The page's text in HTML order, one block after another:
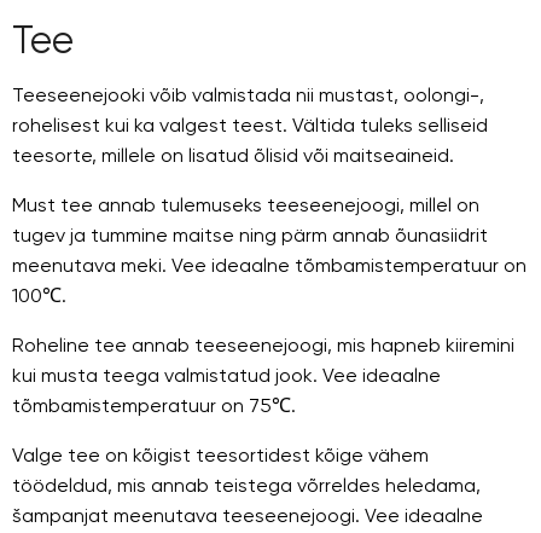
Tee
Teeseenejooki võib valmistada nii mustast, oolongi-,
rohelisest kui ka valgest teest. Vältida tuleks selliseid
teesorte, millele on lisatud õlisid või maitseaineid.
Must tee annab tulemuseks teeseenejoogi, millel on
tugev ja tummine maitse ning pärm annab õunasiidrit
meenutava meki. Vee ideaalne tõmbamistemperatuur on
100℃.
Roheline tee annab teeseenejoogi, mis hapneb kiiremini
kui musta teega valmistatud jook. Vee ideaalne
tõmbamistemperatuur on 75℃.
Valge tee on kõigist teesortidest kõige vähem
töödeldud, mis annab teistega võrreldes heledama,
šampanjat meenutava teeseenejoogi. Vee ideaalne